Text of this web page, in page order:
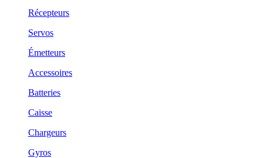
Récepteurs
Servos
Émetteurs
Accessoires
Batteries
Caisse
Chargeurs
Gyros